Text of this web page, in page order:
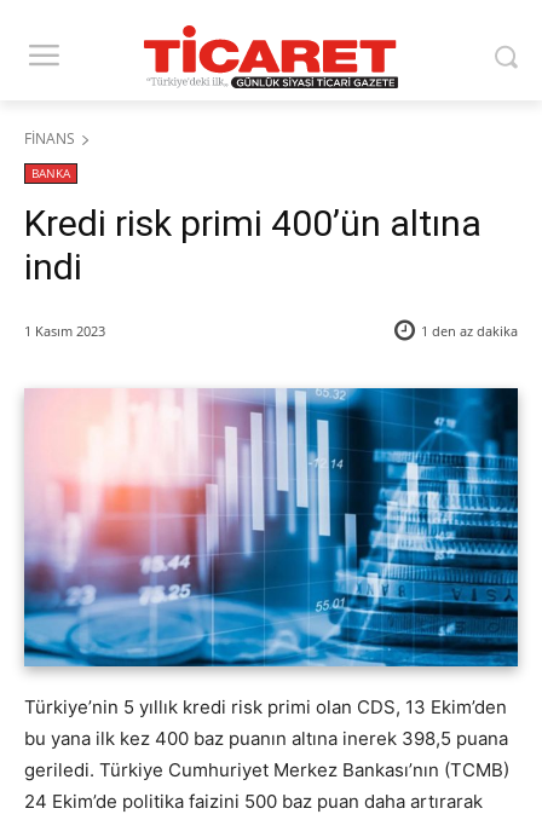
FİNANS
BANKA
Kredi risk primi 400’ün altına
indi
1 Kasım 2023 1 den az dakika
Türkiye’nin 5 yıllık kredi risk primi olan CDS, 13 Ekim’den
bu yana ilk kez 400 baz puanın altına inerek 398,5 puana
geriledi. Türkiye Cumhuriyet Merkez Bankası’nın (TCMB)
24 Ekim’de politika faizini 500 baz puan daha artırarak